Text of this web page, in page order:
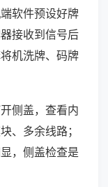
软件预设好牌
接收到信号后
机洗牌、码牌
侧盖，查看内
、多余线路；
，侧盖检查是